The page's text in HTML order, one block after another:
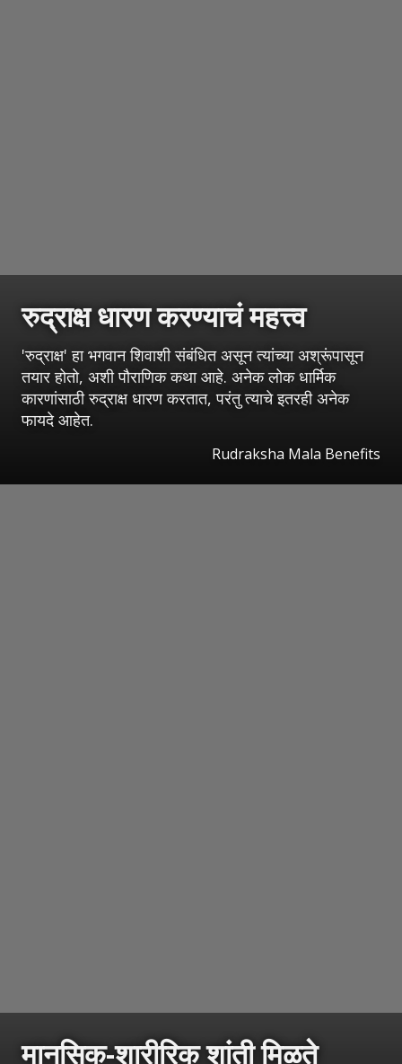
रुद्राक्ष धारण करण्याचं महत्त्व
'रुद्राक्ष' हा भगवान शिवाशी संबंधित असून त्यांच्या अश्रूंपासून
तयार होतो, अशी पौराणिक कथा आहे. अनेक लोक धार्मिक
कारणांसाठी रुद्राक्ष धारण करतात, परंतु त्याचे इतरही अनेक
फायदे आहेत.
Rudraksha Mala Benefits
मानसिक-शारीरिक शांती मिळते